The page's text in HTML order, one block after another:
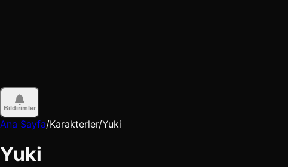
Bildirimler
Ana Sayfa/Karakterler/Yuki
Yuki